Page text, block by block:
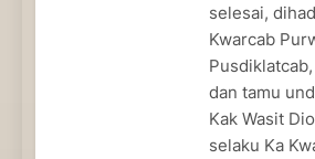
selesai,
Kwarcab
dan tamu
Kak Wasit
selaku Ka